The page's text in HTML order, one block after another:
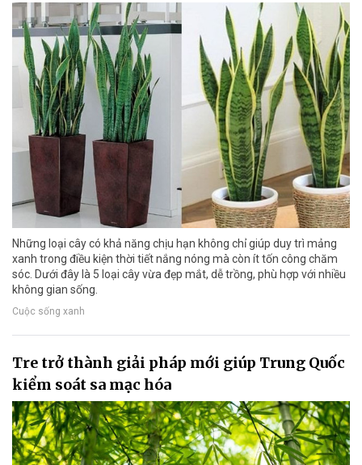
Những loại cây có khả năng chịu hạn không chỉ giúp duy trì mảng
xanh trong điều kiện thời tiết nắng nóng mà còn ít tốn công chăm
sóc. Dưới đây là 5 loại cây vừa đẹp mắt, dễ trồng, phù hợp với nhiều
không gian sống.
Cuộc sống xanh
Tre trở thành giải pháp mới giúp Trung Quốc
kiểm soát sa mạc hóa